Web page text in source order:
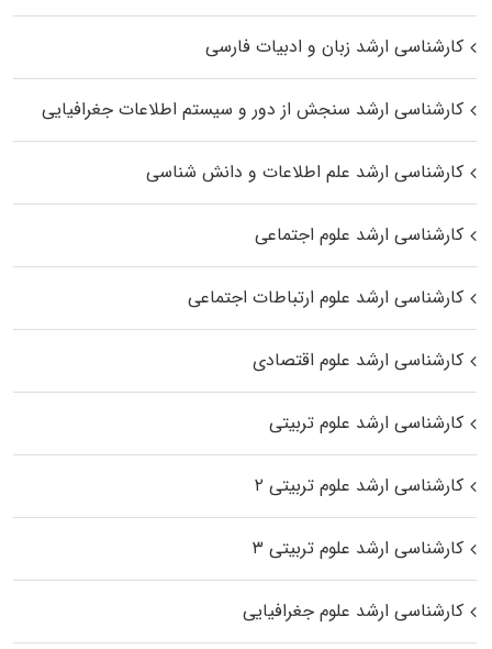
کارشناسی ارشد زبان و ادبیات فارسی
کارشناسی ارشد سنجش از دور و سیستم اطلاعات جغرافیایی
کارشناسی ارشد علم اطلاعات و دانش شناسی
کارشناسی ارشد علوم اجتماعی
کارشناسی ارشد علوم ارتباطات اجتماعی
کارشناسی ارشد علوم اقتصادی
کارشناسی ارشد علوم تربیتی
کارشناسی ارشد علوم تربیتی ۲
کارشناسی ارشد علوم تربیتی ۳
کارشناسی ارشد علوم جغرافیایی